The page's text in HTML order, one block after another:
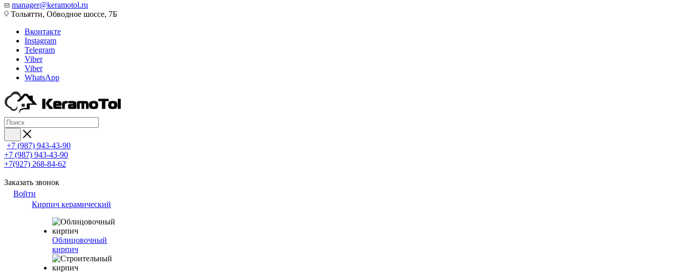
manager@keramotol.ru
Тольятти, Обводное шоссе, 7Б
Вконтакте
Instagram
Telegram
Viber
Viber
WhatsApp
+7 (987) 943-43-90
+7 (987) 943-43-90
+7(927) 268-84-62
Заказать звонок
Войти
Кирпич керамический
Облицовочный
кирпич